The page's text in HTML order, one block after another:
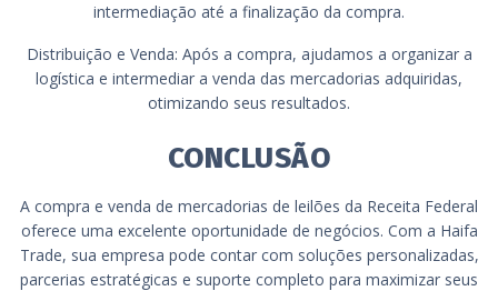
intermediação até a finalização da compra.
Distribuição e Venda: Após a compra, ajudamos a organizar a
logística e intermediar a venda das mercadorias adquiridas,
otimizando seus resultados.
CONCLUSÃO
A compra e venda de mercadorias de leilões da Receita Federal
oferece uma excelente oportunidade de negócios. Com a Haifa
Trade, sua empresa pode contar com soluções personalizadas,
parcerias estratégicas e suporte completo para maximizar seus